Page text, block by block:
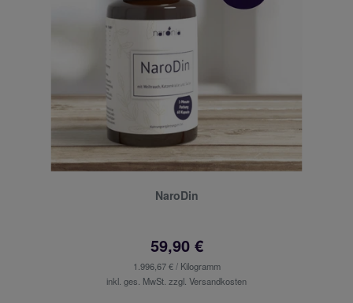
NaroDin
59,90 €
1.996,67 € / Kilogramm
inkl. ges. MwSt. zzgl. Versandkosten